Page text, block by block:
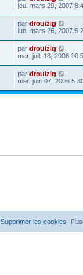
jeu. mars 29, 2007
par drouizig
lun. mars 26, 2007
par drouizig
mar. juil. 18, 2006
par drouizig
mer. juin 07, 2006
Supprimer les cookies